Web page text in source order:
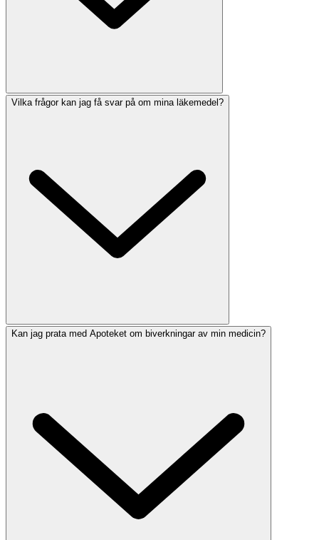
Vilka frågor kan jag få svar på om mina läkemedel?
Kan jag prata med Apoteket om biverkningar av min medicin?